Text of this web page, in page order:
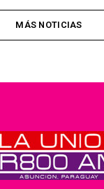
MÁS NOTICIAS